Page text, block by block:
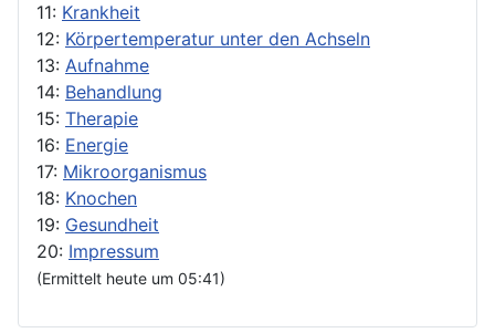
11: Krankheit
12: Körpertemperatur unter den Achseln
13: Aufnahme
14: Behandlung
15: Therapie
16: Energie
17: Mikroorganismus
18: Knochen
19: Gesundheit
20: Impressum
(Ermittelt heute um 05:41)